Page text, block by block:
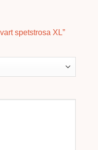
spetstrosa XL”